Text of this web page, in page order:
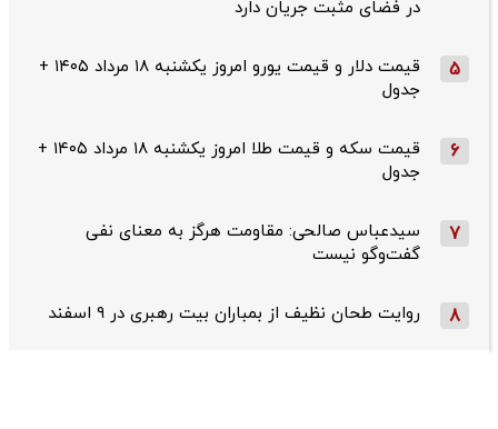
در فضای مثبت جریان دارد
5
قیمت دلار و قیمت یورو امروز یکشنبه ۱۸ مرداد ۱۴۰۵ +
جدول
6
قیمت سکه و قیمت طلا امروز یکشنبه ۱۸ مرداد ۱۴۰۵ +
جدول
7
سیدعباس صالحی: مقاومت هرگز به معنای نفی
گفت‌وگو نیست
8 روایت طحان‌ نظیف از بمباران بیت رهبری در ۹ اسفند